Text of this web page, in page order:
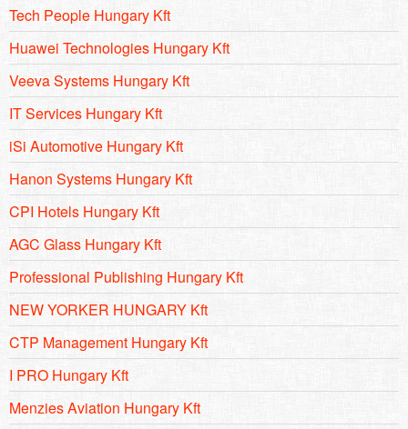
Tech People Hungary Kft
Huawei Technologies Hungary Kft
Veeva Systems Hungary Kft
IT Services Hungary Kft
iSi Automotive Hungary Kft
Hanon Systems Hungary Kft
CPI Hotels Hungary Kft
AGC Glass Hungary Kft
Professional Publishing Hungary Kft
NEW YORKER HUNGARY Kft
CTP Management Hungary Kft
I PRO Hungary Kft
Menzies Aviation Hungary Kft